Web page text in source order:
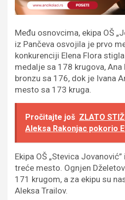
Među osnovcima, ekipa OŠ
iz Pančeva osvojila je prvo
konkurenciji Elena Flora
medalje sa 178 krugova,
bronzu sa 176, dok je Ivana
mesto sa 173 kruga.
Pročitajte još ZLATO
Aleksa Rakonjac pokorio
Ekipa OŠ „Stevica
treće mesto. Ognjen
171 krugom, a za ekipu su
Aleksa Trailov.